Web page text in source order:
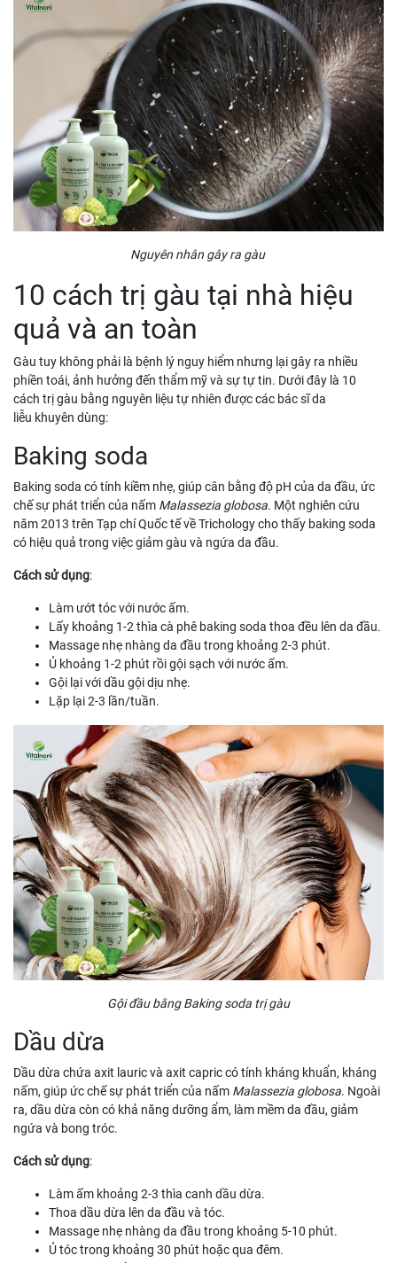
Nguyên nhân gây ra gàu
10 cách trị gàu tại nhà hiệu
quả và an toàn
Gàu tuy không phải là bệnh lý nguy hiểm nhưng lại gây ra nhiều
phiền toái, ảnh hưởng đến thẩm mỹ và sự tự tin. Dưới đây là 10
cách trị gàu bằng nguyên liệu tự nhiên được các bác sĩ da
liễu khuyên dùng:
Baking soda
Baking soda có tính kiềm nhẹ, giúp cân bằng độ pH của da đầu, ức
chế sự phát triển của nấm Malassezia globosa. Một nghiên cứu
năm 2013 trên Tạp chí Quốc tế về Trichology cho thấy baking soda
có hiệu quả trong việc giảm gàu và ngứa da đầu.
Cách sử dụng:
Làm ướt tóc với nước ấm.
Lấy khoảng 1-2 thìa cà phê baking soda thoa đều lên da đầu.
Massage nhẹ nhàng da đầu trong khoảng 2-3 phút.
Ủ khoảng 1-2 phút rồi gội sạch với nước ấm.
Gội lại với dầu gội dịu nhẹ.
Lặp lại 2-3 lần/tuần.
Gội đầu bằng Baking soda trị gàu
Dầu dừa
Dầu dừa chứa axit lauric và axit capric có tính kháng khuẩn, kháng
nấm, giúp ức chế sự phát triển của nấm Malassezia globosa. Ngoài
ra, dầu dừa còn có khả năng dưỡng ẩm, làm mềm da đầu, giảm
ngứa và bong tróc.
Cách sử dụng:
Làm ấm khoảng 2-3 thìa canh dầu dừa.
Thoa dầu dừa lên da đầu và tóc.
Massage nhẹ nhàng da đầu trong khoảng 5-10 phút.
Ủ tóc trong khoảng 30 phút hoặc qua đêm.